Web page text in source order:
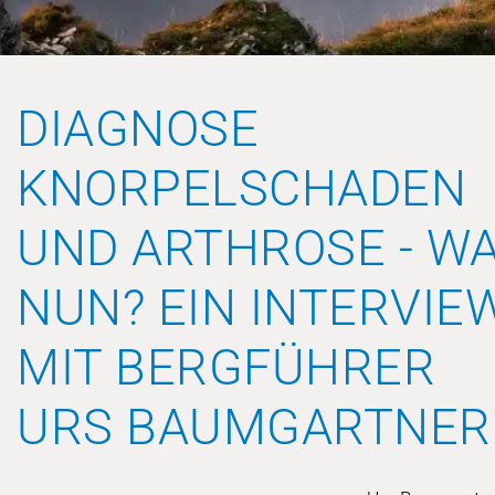
DIAGNOSE
KNORPELSCHADEN
UND ARTHROSE -
NUN? EIN
MIT BERGFÜHRER
URS BAUMGARTNER